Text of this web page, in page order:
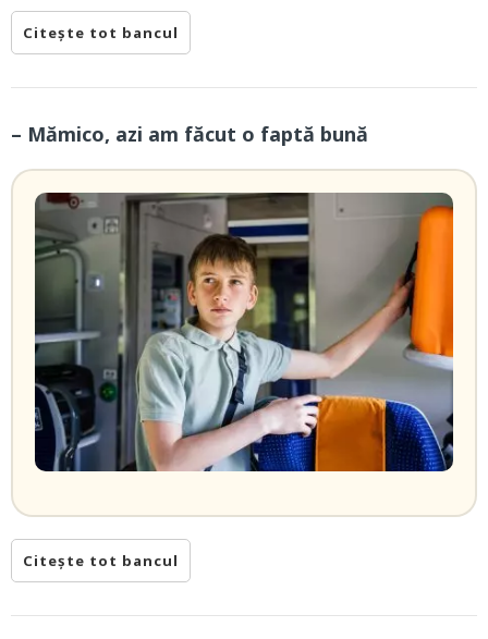
Citește tot bancul
– Mămico, azi am făcut o faptă bună
Citește tot bancul